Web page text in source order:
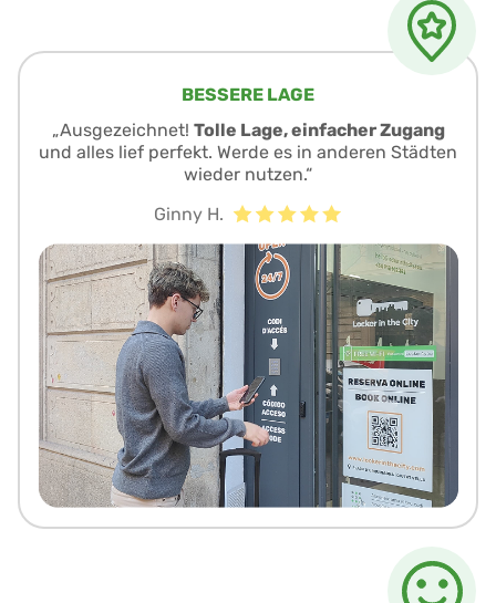
BESSERE LAGE
„Ausgezeichnet! Tolle Lage, einfacher Zugang
und alles lief perfekt. Werde es in anderen Städten
wieder nutzen.“
Ginny H.